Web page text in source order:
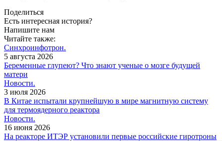
Поделиться
Есть интересная история?
Напишите нам
Читайте также:
Синхроинфотрон.
5 августа 2026
Беременные глупеют? Что знают ученые о мозге будущей
матери
Новости.
3 июля 2026
В Китае испытали крупнейшую в мире магнитную систему
для термоядерного реактора
Новости.
16 июня 2026
На реакторе ИТЭР установили первые российские гиротроны